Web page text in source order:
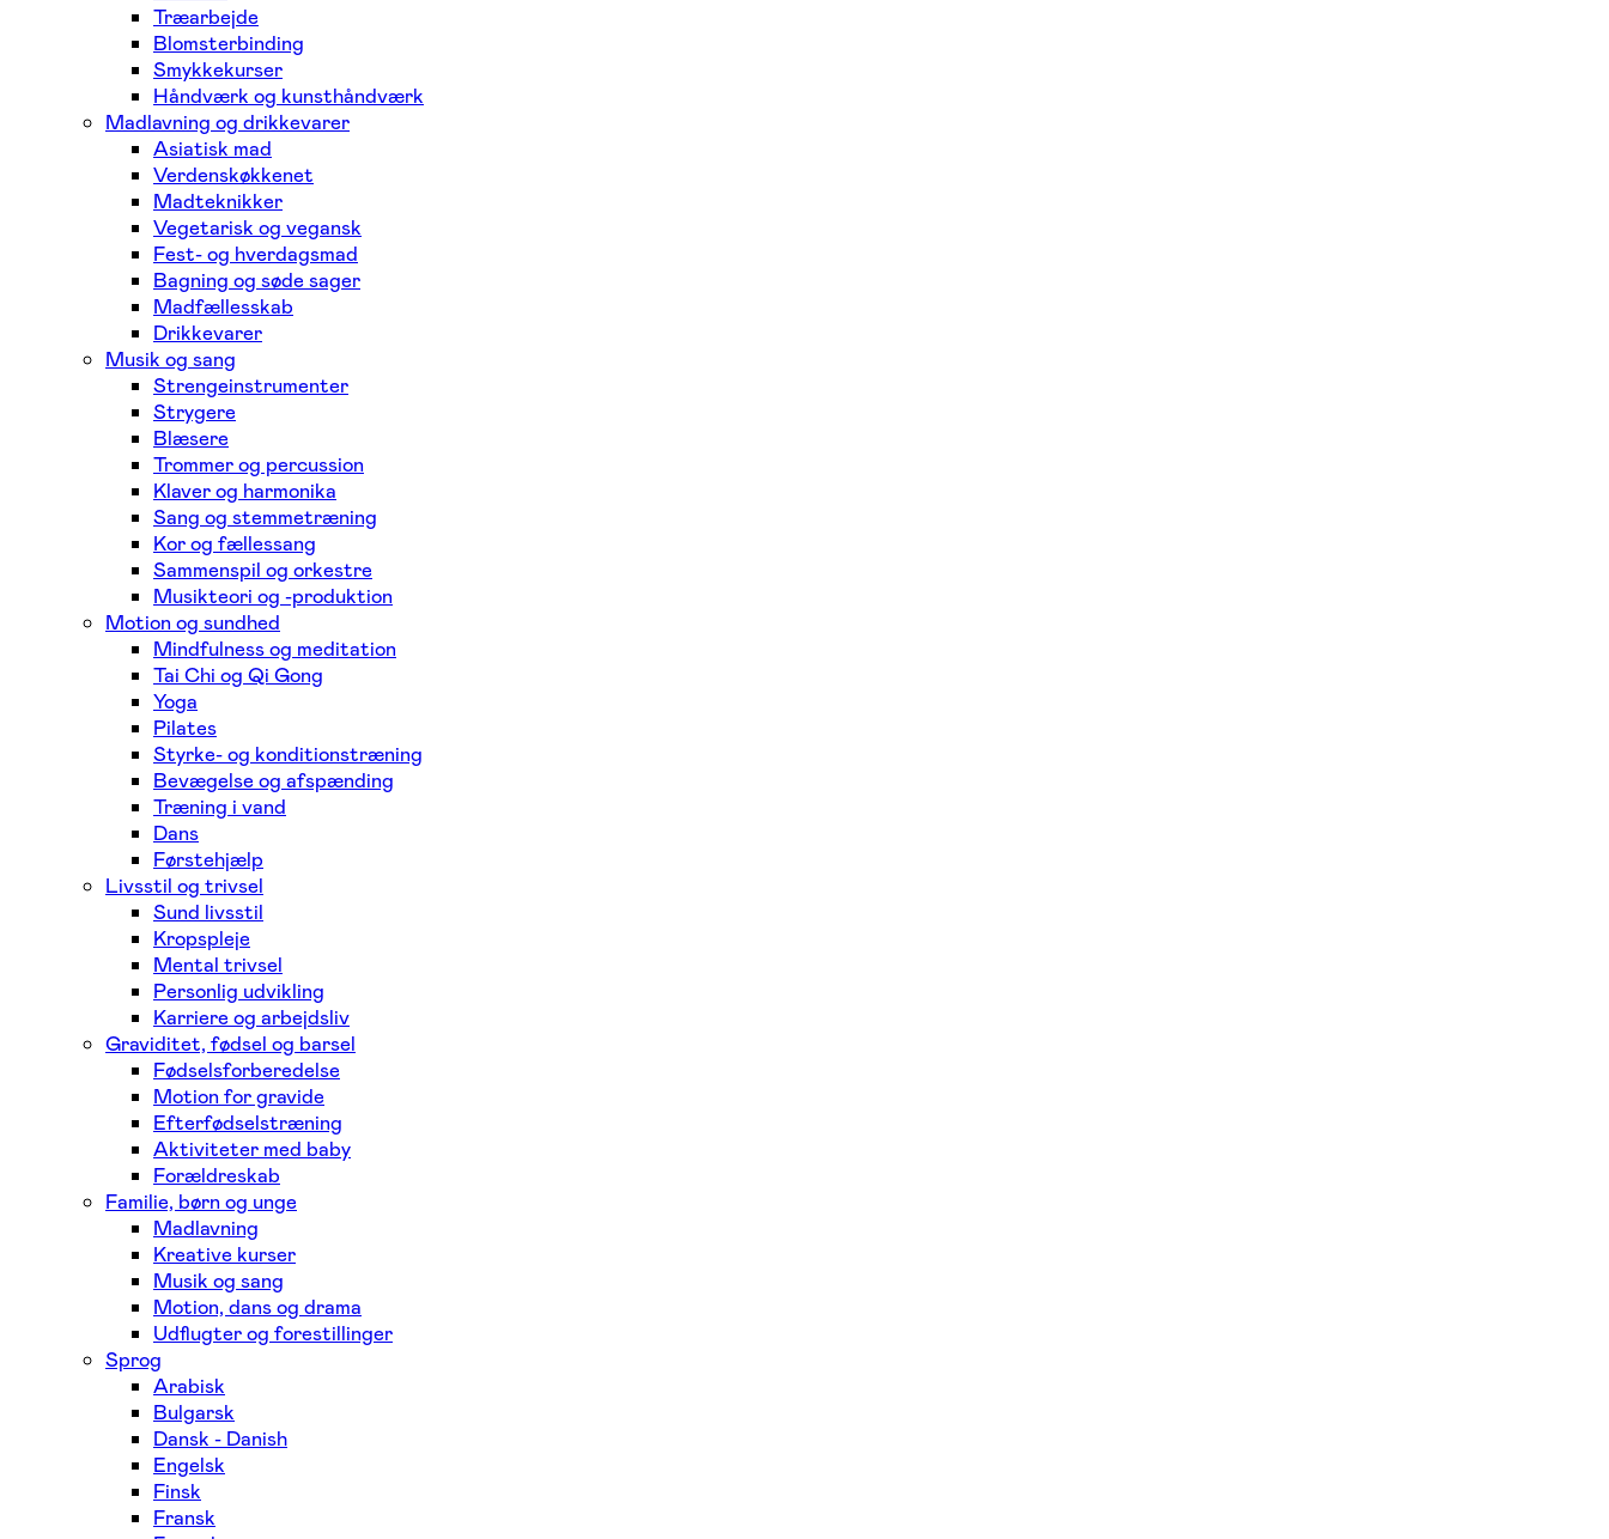
Træarbejde
Blomsterbinding
Smykkekurser
Håndværk og kunsthåndværk
Madlavning og drikkevarer
Asiatisk mad
Verdenskøkkenet
Madteknikker
Vegetarisk og vegansk
Fest- og hverdagsmad
Bagning og søde sager
Madfællesskab
Drikkevarer
Musik og sang
Strengeinstrumenter
Strygere
Blæsere
Trommer og percussion
Klaver og harmonika
Sang og stemmetræning
Kor og fællessang
Sammenspil og orkestre
Musikteori og -produktion
Motion og sundhed
Mindfulness og meditation
Tai Chi og Qi Gong
Yoga
Pilates
Styrke- og konditionstræning
Bevægelse og afspænding
Træning i vand
Dans
Førstehjælp
Livsstil og trivsel
Sund livsstil
Kropspleje
Mental trivsel
Personlig udvikling
Karriere og arbejdsliv
Graviditet, fødsel og barsel
Fødselsforberedelse
Motion for gravide
Efterfødselstræning
Aktiviteter med baby
Forældreskab
Familie, børn og unge
Madlavning
Kreative kurser
Musik og sang
Motion, dans og drama
Udflugter og forestillinger
Sprog
Arabisk
Bulgarsk
Dansk - Danish
Engelsk
Finsk
Fransk